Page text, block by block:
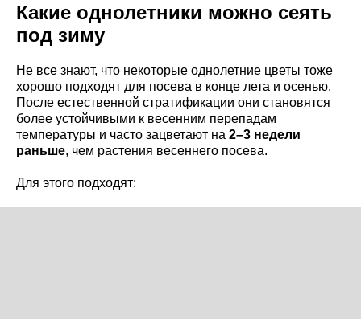
Какие однолетники можно сеять
под зиму
Не все знают, что некоторые однолетние цветы тоже
хорошо подходят для посева в конце лета и осенью.
После естественной стратификации они становятся
более устойчивыми к весенним перепадам
температуры и часто зацветают на 2–3 недели
раньше, чем растения весеннего посева.
Для этого подходят: